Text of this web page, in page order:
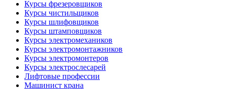
Курсы фрезеровщиков
Курсы чистильщиков
Курсы шлифовщиков
Курсы штамповщиков
Курсы электромехаников
Курсы электромонтажников
Курсы электромонтеров
Курсы электрослесарей
Лифтовые профессии
Машинист крана